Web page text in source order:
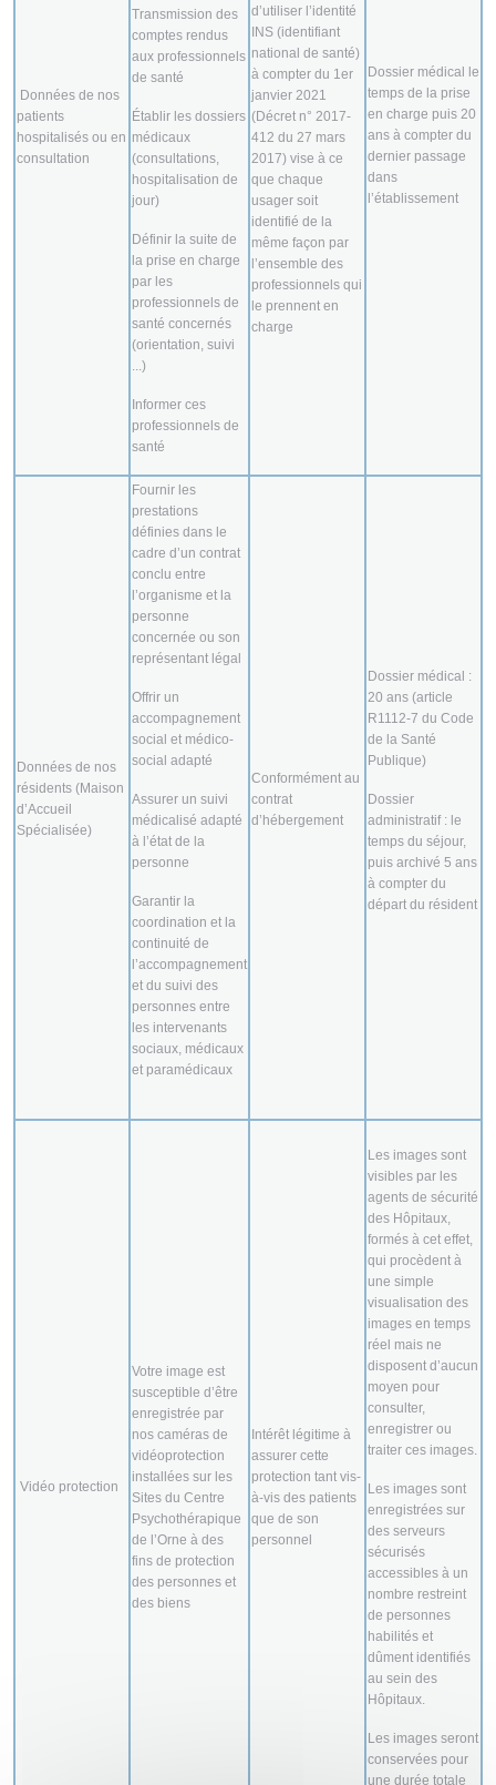
Données de nos
patients
hospitalisés ou en
consultation
Transmission des
comptes rendus
aux professionnels
de santé
Établir les dossiers
médicaux
(consultations,
hospitalisation de
jour)
Définir la suite de
la prise en charge
par les
professionnels de
santé concernés
(orientation, suivi
...)
Informer ces
professionnels de
santé
d’utiliser l’identité
INS (identifiant
national de santé)
à compter du 1er
janvier 2021
(Décret n° 2017-
412 du 27 mars
2017) vise à ce
que chaque
usager soit
identifié de la
même façon par
l’ensemble des
professionnels qui
le prennent en
charge
Dossier médical le
temps de la prise
en charge puis 20
ans à compter du
dernier passage
dans
l’établissement
Données de nos
résidents (Maison
d’Accueil
Spécialisée)
Fournir les
prestations
définies dans le
cadre d’un contrat
conclu entre
l’organisme et la
personne
concernée ou son
représentant légal
Offrir un
accompagnement
social et médico-
social adapté
Assurer un suivi
médicalisé adapté
à l’état de la
personne
Garantir la
coordination et la
continuité de
l’accompagnement
et du suivi des
personnes entre
les intervenants
sociaux, médicaux
et paramédicaux
Conformément au
contrat
d’hébergement
Dossier médical :
20 ans (article
R1112-7 du Code
de la Santé
Publique)
Dossier
administratif : le
temps du séjour,
puis archivé 5 ans
à compter du
départ du résident
Vidéo protection
Votre image est
susceptible d’être
enregistrée par
nos caméras de
vidéoprotection
installées sur les
Sites du Centre
Psychothérapique
de l’Orne à des
fins de protection
des personnes et
des biens
Intérêt légitime à
assurer cette
protection tant vis-
à-vis des patients
que de son
personnel
Les images sont
visibles par les
agents de sécurité
des Hôpitaux,
formés à cet effet,
qui procèdent à
une simple
visualisation des
images en temps
réel mais ne
disposent d’aucun
moyen pour
consulter,
enregistrer ou
traiter ces images.
Les images sont
enregistrées sur
des serveurs
sécurisés
accessibles à un
nombre restreint
de personnes
habilités et
dûment identifiés
au sein des
Hôpitaux.
Les images seront
conservées pour
une durée totale